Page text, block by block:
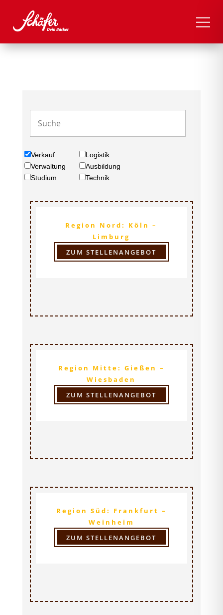
Verkauf
Logistik
Verwaltung
Ausbildung
Studium
Technik
Region Nord: Köln –
Limburg
Regionalverkaufsleitung (m/w/d)
ZUM STELLENANGEBOT
Region Mitte: Gießen –
Wiesbaden
Regionalverkaufsleitung (m/w/d)
ZUM STELLENANGEBOT
Region Süd: Frankfurt –
Weinheim
Regionalverkaufsleitung (m/w/d)
ZUM STELLENANGEBOT